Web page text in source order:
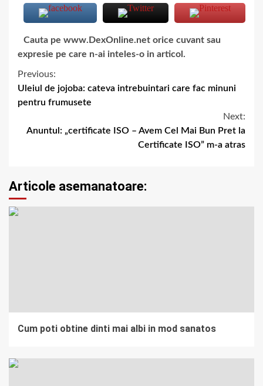
Cauta pe www.DexOnline.net orice cuvant sau
expresie pe care n-ai inteles-o in articol.
Previous:
Uleiul de jojoba: cateva intrebuintari care fac minuni
pentru frumusete
Next:
Anuntul: „certificate ISO – Avem Cel Mai Bun Pret la
Certificate ISO” m-a atras
Articole asemanatoare:
Cum poti obtine dinti mai albi in mod sanatos